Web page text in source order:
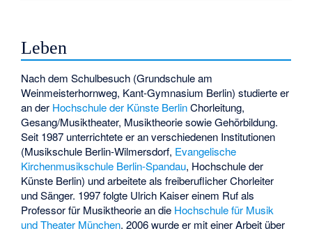
Leben
Nach dem Schulbesuch (Grundschule am
Weinmeisterhornweg, Kant-Gymnasium Berlin) studierte er
an der Hochschule der Künste BerlinChorleitung,
Gesang/Musiktheater, Musiktheorie sowie Gehörbildung.
Seit 1987 unterrichtete er an verschiedenen Institutionen
(Musikschule Berlin-Wilmersdorf, Evangelische
Kirchenmusikschule Berlin-Spandau, Hochschule der
Künste Berlin) und arbeitete als freiberuflicher Chorleiter
und Sänger. 1997 folgte Ulrich Kaiser einem Ruf als
Professor für Musiktheorie an die Hochschule für Musik
und Theater München. 2006 wurde er mit einer Arbeit über